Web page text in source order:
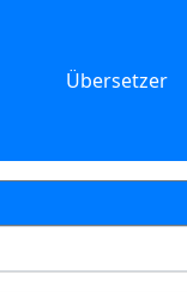
Übersetzer